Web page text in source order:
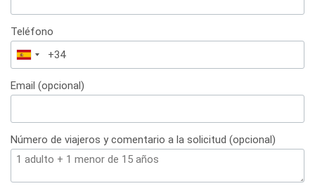
Teléfono
España
+34
Email (opcional)
Número de viajeros y comentario a la solicitud (opcional)